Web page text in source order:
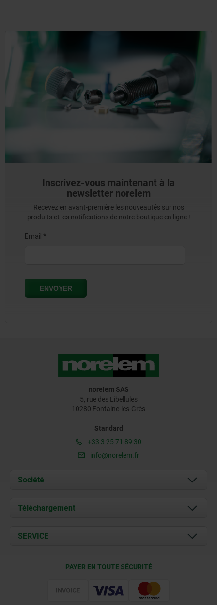
Inscrivez-vous maintenant à la
newsletter norelem
Recevez en avant-première les nouveautés sur nos
produits et les notifications de notre boutique en ligne !
norelem SAS
5, rue des Libellules
10280 Fontaine-les-Grès
Standard
+33 3 25 71 89 30
info@norelem.fr
Société
À propos de nous
Contact
Téléchargement
Documents
SERVICE
PAYER EN TOUTE SÉCURITÉ